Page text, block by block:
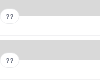
??
??